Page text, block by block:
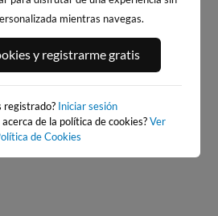
EL BRUSCO
0.3 m CHOPI
mientras navegas.
y registrarme gratis
registrado? Iniciar sesión
de la política de cookies?Ver
de Cookies